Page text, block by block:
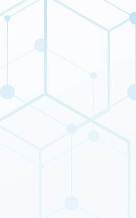
vermittelt wird, als komplex
nichtlineare Kinetik.
dass die regelmäßige Einnahme
von 50 bis 70 mM führt, wird
oder eine Infusion
die strenge intestinale
zu überwinden und somit den
zu überschreiten.